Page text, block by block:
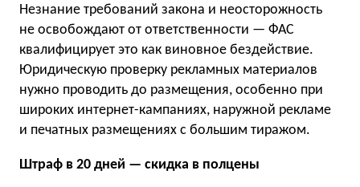
Незнание требований закона и неосторожность
не освобождают от ответственности — ФАС
квалифицирует это как виновное бездействие.
Юридическую проверку рекламных материалов
нужно проводить до размещения, особенно при
широких интернет-кампаниях, наружной рекламе
и печатных размещениях с большим тиражом.
Штраф в 20 дней — скидка в полцены